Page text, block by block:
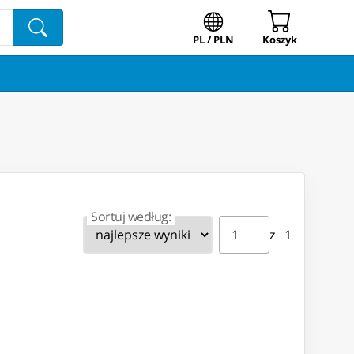
PL / PLN Koszyk
Sortuj według: Strona ⁨1⁩ z ⁨1⁩
z ⁨1⁩
Przejdź do strony